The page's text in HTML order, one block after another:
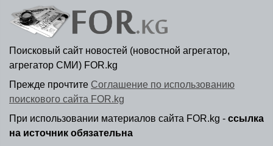
Поисковый сайт новостей (новостной агрегатор,
агрегатор СМИ) FOR.kg
Прежде прочтите Соглашение по использованию
поискового сайта FOR.kg
При использовании материалов сайта FOR.kg - ссылка
на источник обязательна